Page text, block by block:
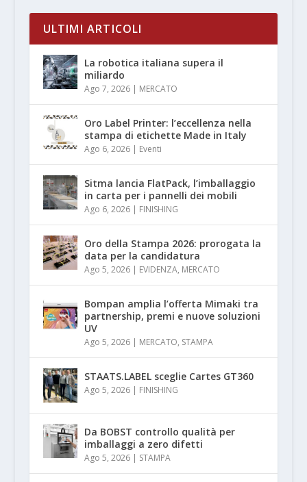
ULTIMI ARTICOLI
La robotica italiana supera il
miliardo
Ago 7, 2026| MERCATO
Oro Label Printer: l’eccellenza nella
stampa di etichette Made in Italy
Ago 6, 2026| Eventi
Sitma lancia FlatPack, l’imballaggio
in carta per i pannelli dei mobili
Ago 6, 2026| FINISHING
Oro della Stampa 2026: prorogata la
data per la candidatura
Ago 5, 2026| EVIDENZA, MERCATO
Bompan amplia l’offerta Mimaki tra
partnership, premi e nuove soluzioni
UV
Ago 5, 2026| MERCATO, STAMPA
STAATS.LABEL sceglie Cartes GT360
Ago 5, 2026| FINISHING
Da BOBST controllo qualità per
imballaggi a zero difetti
Ago 5, 2026| STAMPA